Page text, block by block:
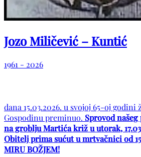
Jozo Miličević – Kuntić
1961 - 2026
dana 15.03.2026. u svojoj 65-oj godini
Gospodinu preminuo. Sprovod
na groblju Martića križ u utorak,
Obitelj prima sućut u mrtvačnici od
MIRU BOŽJEM!